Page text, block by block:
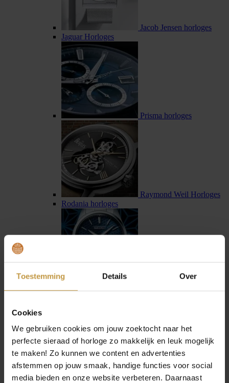
Toestemming Details Over
Cookies
We gebruiken cookies om jouw zoektocht naar het
perfecte sieraad of horloge zo makkelijk en leuk mogelijk
te maken! Zo kunnen we content en advertenties
afstemmen op jouw smaak, handige functies voor social
media bieden en onze website verbeteren. Daarnaast
Jacob Jensen horloges
Jaguar Horloges
Prisma horloges
Raymond Weil Horloges
Rodania horloges
Seiko Astron horloges
Sternglas horloges